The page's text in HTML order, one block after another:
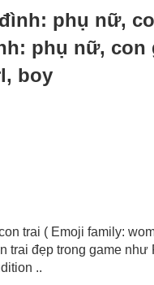
phụ nữ,
phụ nữ, con
boy
trai ( Emoji family:
đẹp trong game như
..